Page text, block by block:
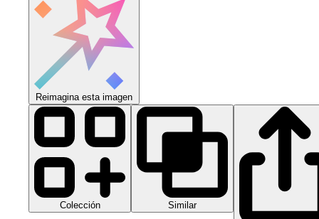
Reimagina esta imagen
Colección Similar